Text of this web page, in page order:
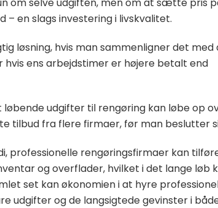
en slags investering i livskvalitet.
løsning, hvis man sammenligner det
ens arbejdstimer er højere betalt end
udgifter til rengøring kan løbe op
tilbud fra flere firmaer, før man beslutter
professionelle rengøringsfirmaer kan
og overflader, hvilket i det lange løb
set kan økonomien i at hyre
udgifter og de langsigtede gevinster i